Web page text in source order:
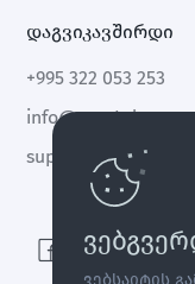
დაგვიკავშირდი
+995 322 053 253
info@cryptal.com
ვებსაიტის